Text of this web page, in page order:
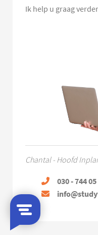
Ik help u graag verder
Chantal - Hoofd
030 - 744